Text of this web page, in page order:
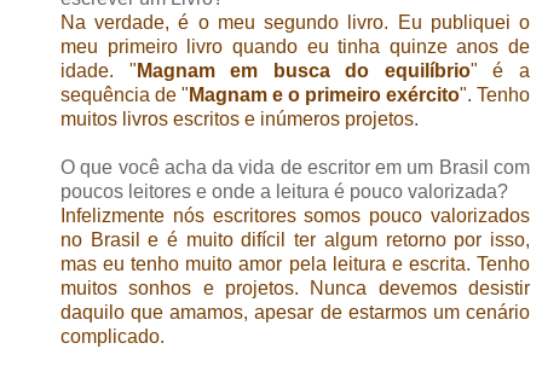
Na verdade, é o meu segundo livro. Eu publiquei o
meu primeiro livro quando eu tinha quinze anos de
idade. " Magnam em busca do equilíbrio" é a
sequência de " Magnam e o primeiro exército". Tenho
muitos livros escritos e inúmeros projetos.
O que você acha da vida de escritor em um Brasil com
poucos leitores e onde a leitura é pouco valorizada?
Infelizmente nós escritores somos pouco valorizados
no Brasil e é muito difícil ter algum retorno por isso,
mas eu tenho muito amor pela leitura e escrita. Tenho
muitos sonhos e projetos. Nunca devemos desistir
daquilo que amamos, apesar de estarmos um cenário
complicado.